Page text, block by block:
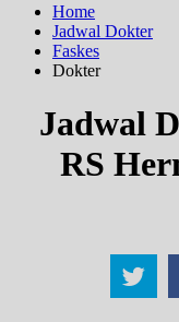
Home
Jadwal Dokter
Faskes
Dokter
Jadwal
RS